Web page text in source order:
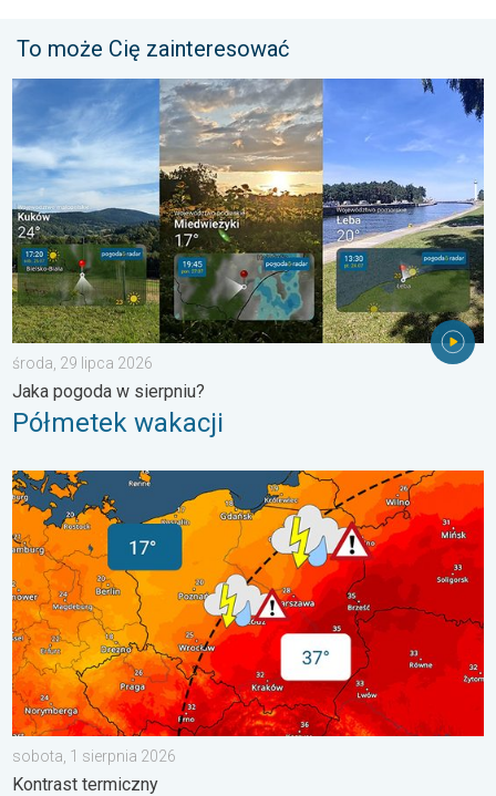
To może Cię zainteresować
Półmetek wakacji. Jaka pogoda w sierpniu?. . . środa, 29
środa, 29 lipca 2026
Jaka pogoda w sierpniu?
Półmetek wakacji
20 stopni różnicy. Kontrast termiczny. . . sobota, 1 sierpnia
sobota, 1 sierpnia 2026
Kontrast termiczny